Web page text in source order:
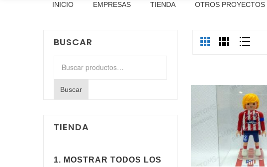
INICIO EMPRESAS TIENDA OTROS
BUSCAR
Buscar
TIENDA
1. MOSTRAR TODOS LOS